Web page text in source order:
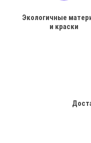
Экологичные
и краски